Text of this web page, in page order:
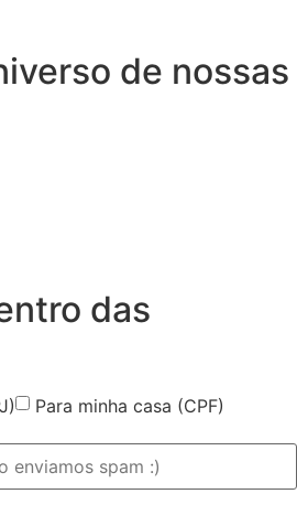
de nossas
das
Para minha casa (CPF)